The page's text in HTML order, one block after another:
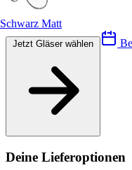
Schwarz Matt
Deine Lieferoptionen